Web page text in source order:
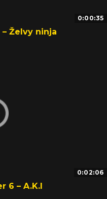
0:00:35
Želvy ninja
0:02:06
6 – A.K.I